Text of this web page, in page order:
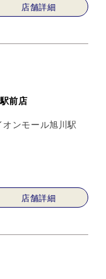
店舗詳細
前店
ンモール旭川駅
店舗詳細